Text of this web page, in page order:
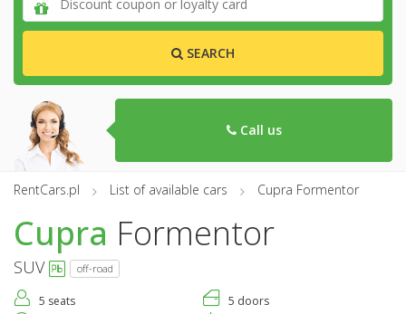
SEARCH
Call us
RentCars.pl List of available cars Cupra Formentor
Cupra Formentor
SUV off-road
5 seats
5 doors